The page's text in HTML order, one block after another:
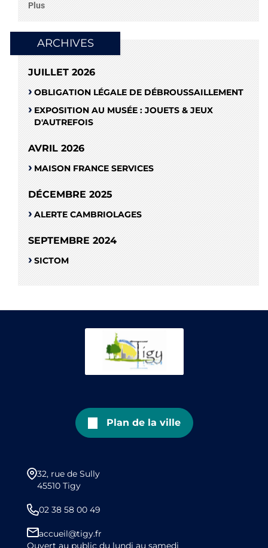
Plus
ARCHIVES
JUILLET 2026
OBLIGATION LÉGALE DE DÉBROUSSAILLEMENT
EXPOSITION AU MUSÉE : JOUETS & JEUX
D'AUTREFOIS
AVRIL 2026
MAISON FRANCE SERVICES
DÉCEMBRE 2025
ALERTE CAMBRIOLAGES
SEPTEMBRE 2024
SICTOM
Plan de la ville
32, rue de Sully
45510 Tigy
02 38 58 00 49
accueil@tigy.fr
Ouvert au public du lundi au samedi